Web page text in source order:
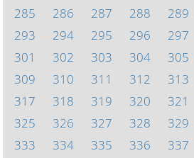
285
286 287 288 289
293
294 295 296 297
301
302 303 304 305
309
310 311 312 313
317
318 319 320 321
325
326 327 328 329
333
334 335 336 337